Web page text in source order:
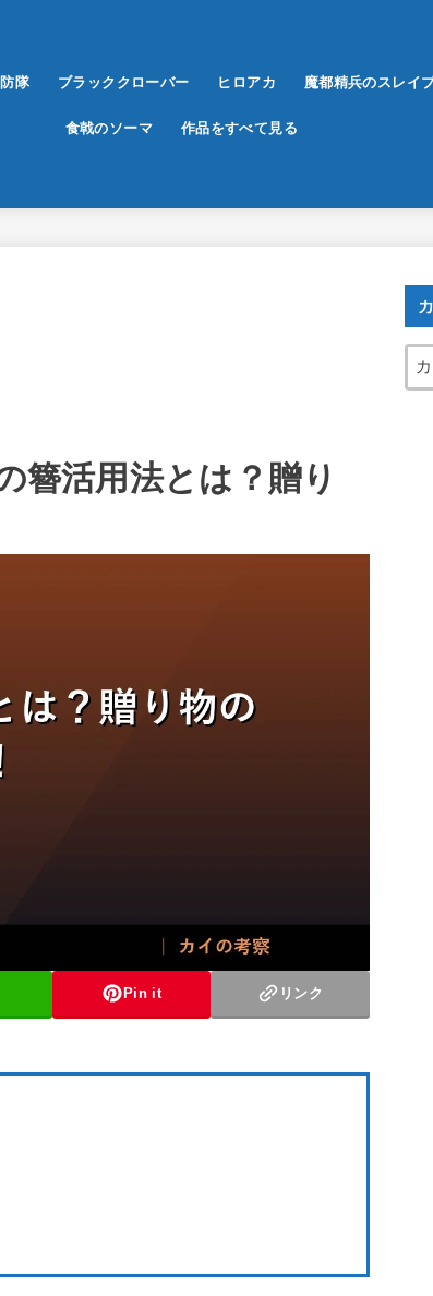
隊 ブラッククローバー ヒロアカ 魔都精兵のスレイ
食戟のソーマ 作品をすべて見る
簪活用法とは？贈り
Pin it リンク